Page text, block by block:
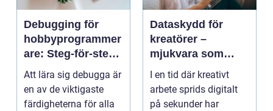
Debugging för
hobbyprogrammer
are: Steg-för-steg-
metoder
Att lära sig debugga är
en av de viktigaste
färdigheterna för alla
Dataskydd för
kreatörer –
mjukvara som
skyddar
intellektuellt
kapital
I en tid där kreativt
arbete sprids digitalt
på sekunder har